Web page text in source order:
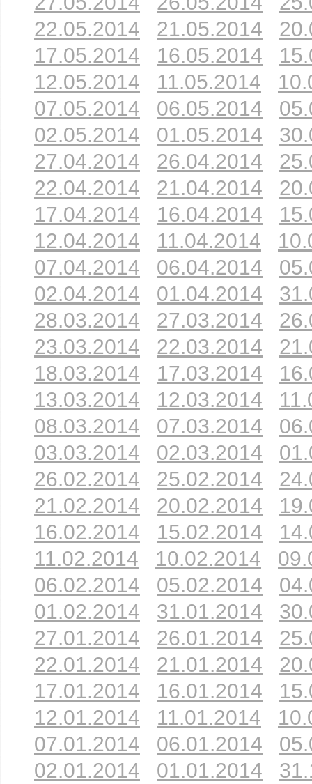
22.05.2014
21.05.2014
17.05.2014
16.05.2014
12.05.2014
11.05.2014
07.05.2014
06.05.2014
02.05.2014
01.05.2014
27.04.2014
26.04.2014
22.04.2014
21.04.2014
17.04.2014
16.04.2014
12.04.2014
11.04.2014
07.04.2014
06.04.2014
02.04.2014
01.04.2014
28.03.2014
27.03.2014
23.03.2014
22.03.2014
18.03.2014
17.03.2014
13.03.2014
12.03.2014
08.03.2014
07.03.2014
03.03.2014
02.03.2014
26.02.2014
25.02.2014
21.02.2014
20.02.2014
16.02.2014
15.02.2014
11.02.2014
10.02.2014
06.02.2014
05.02.2014
01.02.2014
31.01.2014
27.01.2014
26.01.2014
22.01.2014
21.01.2014
17.01.2014
16.01.2014
12.01.2014
11.01.2014
07.01.2014
06.01.2014
02.01.2014
01.01.2014